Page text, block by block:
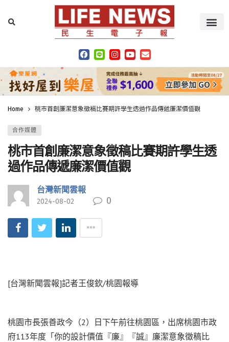
Home 桃市首創廉潔意象徵稿比賽期許學生透過作品傳遞廉潔價值觀
合作媒體
桃市首創廉潔意象徵稿比賽期許學生透
過作品傳遞廉潔價值觀
台灣新聞雲報
2024-08-02 0
[台灣新聞雲報]記者王俊欽/桃園報導
桃園市長張善政今（2）日下午前往桃園區，出席桃園市政
府113年度「你的設計價值『廉』『誠』廉潔意象徵稿比